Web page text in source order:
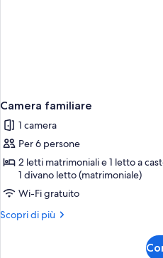
Camera familiare
1 camera
Per 6 persone
2 letti matrimoniali e 1 letto a
1 divano letto (matrimoniale)
Wi-Fi gratuito
Scopri di più
Altri